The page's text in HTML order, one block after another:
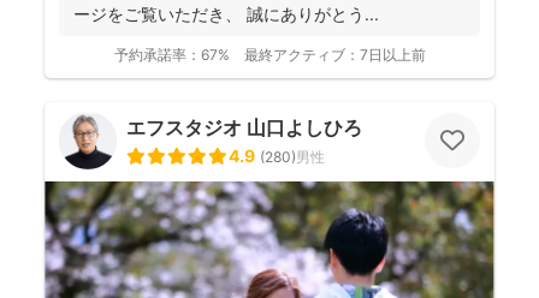
ージをご覧いただき、 誠にありがとう...
予約承諾率： 67% 最終アクティブ： 7日以上前
エフスタジオ 山口よしひろ
4.9 (280)男性